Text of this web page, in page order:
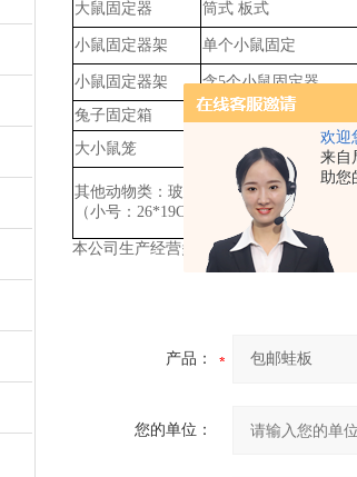
欢迎
来自
助您
大鼠固定器 筒式 板式
小鼠固定器架 单个小鼠固定
小鼠固定器架 含5个小鼠固定器
兔子固定箱
46*18*18CM
大小鼠笼
M1、JM1、N3、R1、
其他动物类：玻璃分针、三通、金属探
（小号： 26*19CM 40*30CM 50*35CM）
本公司生产经营多种动物实验、疾控、
产品：
您的单位：